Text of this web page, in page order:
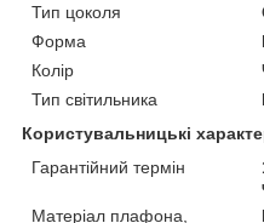
Тип цоколя
Форма
Колір
Тип світильника
Користувальницькі
Гарантійний термін
Матеріал плафона,